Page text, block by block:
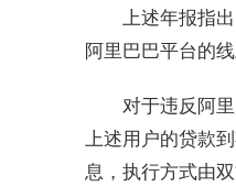
上述年报指
阿里巴巴平台的
对于违反阿
上述用户的贷款
息，执行方式由